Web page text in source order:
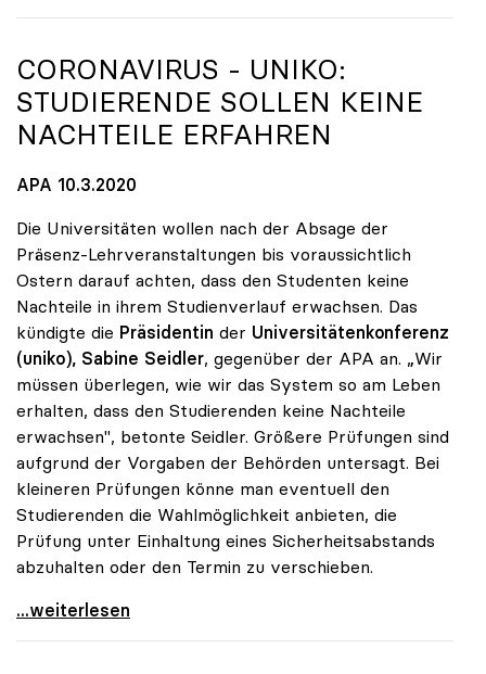
CORONAVIRUS - UNIKO:
STUDIERENDE SOLLEN KEINE
NACHTEILE ERFAHREN
APA 10.3.2020
Die Universitäten wollen nach der Absage der
Präsenz-Lehrveranstaltungen bis voraussichtlich
Ostern darauf achten, dass den Studenten keine
Nachteile in ihrem Studienverlauf erwachsen. Das
kündigte die Präsidentin der Universitätenkonferenz
(uniko), Sabine Seidler, gegenüber der APA an. „Wir
müssen überlegen, wie wir das System so am Leben
erhalten, dass den Studierenden keine Nachteile
erwachsen", betonte Seidler. Größere Prüfungen sind
aufgrund der Vorgaben der Behörden untersagt. Bei
kleineren Prüfungen könne man eventuell den
Studierenden die Wahlmöglichkeit anbieten, die
Prüfung unter Einhaltung eines Sicherheitsabstands
abzuhalten oder den Termin zu verschieben.
Coronavirus - uniko: Studierende sollen keine
...weiterlesen